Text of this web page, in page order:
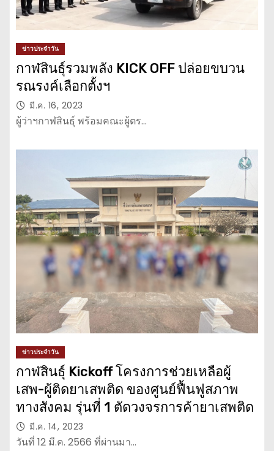
ข่าวประจำวัน
กาฬสินธุ์รวมพลัง KICK OFF ปล่อยขบวน
รณรงค์เลือกตั้งฯ
มี.ค. 16, 2023
ผู้ว่าฯกาฬสินธุ์ พร้อมคณะผู้ตร…
ข่าวประจำวัน
กาฬสินธุ์ Kickoff โครงการช่วยเหลือผู้
เสพ-ผู้ติดยาเสพติด ของศูนย์ฟื้นฟูสภาพ
ทางสังคม รุ่นที่ 1 ตัดวงจรการค้ายาเสพติด
มี.ค. 14, 2023
วันที่ 12 มี.ค. 2566 ที่ผ่านมา…